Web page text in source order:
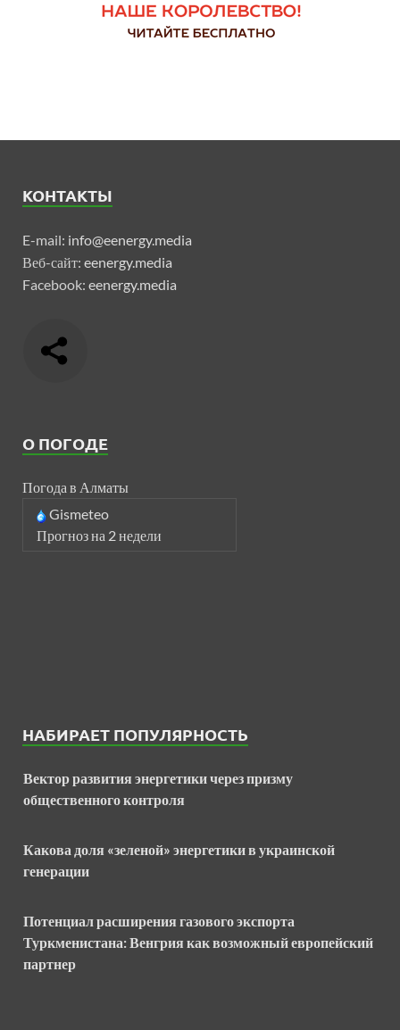
КОНТАКТЫ
E-mail: info@eenergy.media
Веб-сайт: eenergy.media
Facebook: eenergy.media
О ПОГОДЕ
Погода в Алматы
Gismeteo
Прогноз на 2 недели
НАБИРАЕТ ПОПУЛЯРНОСТЬ
Вектор развития энергетики через призму
общественного контроля
Какова доля «зеленой» энергетики в украинской
генерации
Потенциал расширения газового экспорта
Туркменистана: Венгрия как возможный европейский
партнер